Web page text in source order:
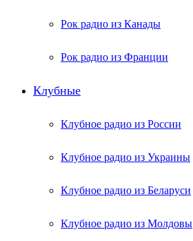
Рок радио из Канады
Рок радио из Франции
Клубные
Клубное радио из России
Клубное радио из Украины
Клубное радио из Беларуси
Клубное радио из Молдовы